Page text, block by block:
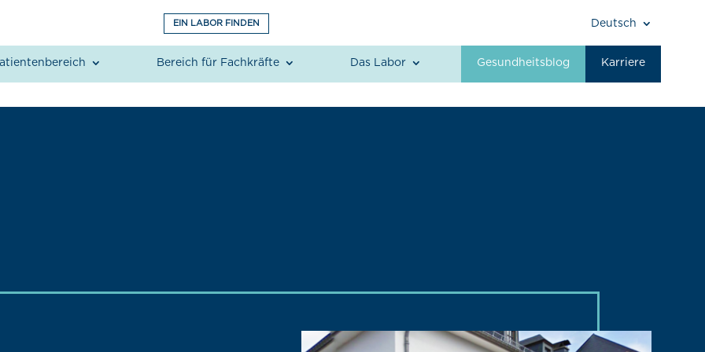
EIN LABOR FINDEN Deutsch
Bereich für Fachkräfte Das Labor Gesundheitsblog Karriere